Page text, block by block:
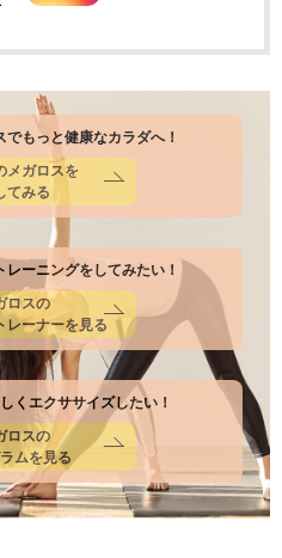
もっと健康なカラダへ！
メガロスを
てみる
ーニングをしてみたい！
ロスの
レーナーを見る
くエクササイズしたい！
ロスの
ムを見る